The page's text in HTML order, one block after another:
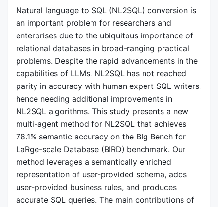
Natural language to SQL (NL2SQL) conversion is
an important problem for researchers and
enterprises due to the ubiquitous importance of
relational databases in broad-ranging practical
problems. Despite the rapid advancements in the
capabilities of LLMs, NL2SQL has not reached
parity in accuracy with human expert SQL writers,
hence needing additional improvements in
NL2SQL algorithms. This study presents a new
multi-agent method for NL2SQL that achieves
78.1% semantic accuracy on the BIg Bench for
LaRge-scale Database (BIRD) benchmark. Our
method leverages a semantically enriched
representation of user-provided schema, adds
user-provided business rules, and produces
accurate SQL queries. The main contributions of